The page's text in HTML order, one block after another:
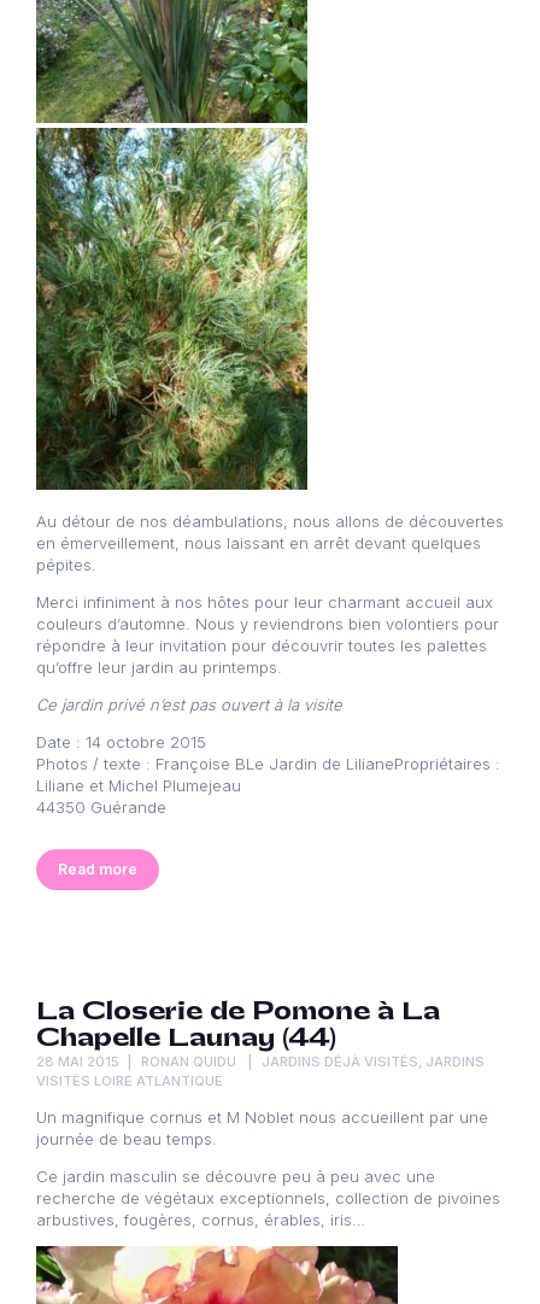
Au détour de nos déambulations, nous allons de découvertes
en émerveillement, nous laissant en arrêt devant quelques
pépites.
Merci infiniment à nos hôtes pour leur charmant accueil aux
couleurs d’automne. Nous y reviendrons bien volontiers pour
répondre à leur invitation pour découvrir toutes les palettes
qu’offre leur jardin au printemps.
Ce jardin privé n’est pas ouvert à la visite
Date : 14 octobre 2015
Photos / texte : Françoise BLe Jardin de LilianePropriétaires :
Liliane et Michel Plumejeau
44350 Guérande
Read more
La Closerie de Pomone à La
Chapelle Launay (44)
28 MAI 2015 RONAN QUIDU JARDINS DÉJÀ VISITÉS JARDINS
VISITÉS LOIRE ATLANTIQUE
Un magnifique cornus et M Noblet nous accueillent par une
journée de beau temps.
Ce jardin masculin se découvre peu à peu avec une
recherche de végétaux exceptionnels, collection de pivoines
arbustives, fougères, cornus, érables, iris…